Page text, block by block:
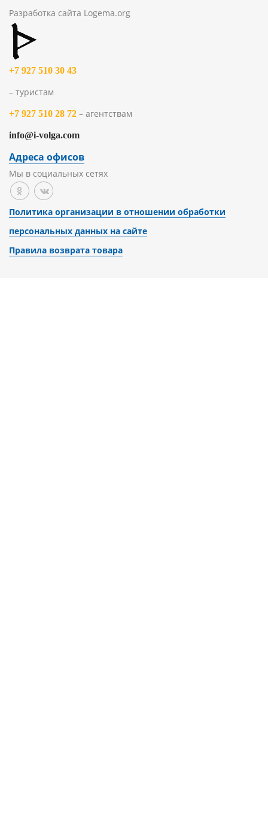
Разработка сайта Logema.org
+7 927 510 30 43
– туристам
+7 927 510 28 72 – агентствам
info@i-volga.com
Адреса офисов
Мы в социальных сетях
Политика организации в отношении обработки
персональных данных на сайте
Правила возврата товара